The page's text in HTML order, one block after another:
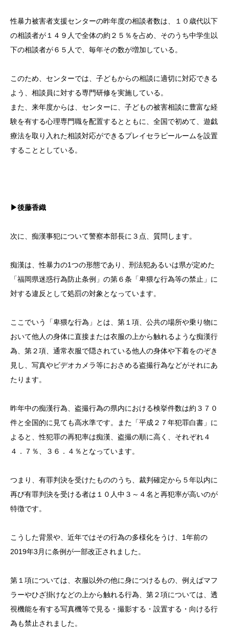
性暴力被害者支援センターの昨年度の相談者数は、１０歳代以下
の相談者が１４９人で全体の約２５％を占め、そのうち中学生以
下の相談者が６５人で、毎年その数が増加している。
このため、センターでは、子どもからの相談に適切に対応できる
よう、相談員に対する専門研修を実施している。
また、来年度からは、センターに、子どもの被害相談に豊富な経
験を有する心理専門職を配置するとともに、全国で初めて、遊戯
療法を取り入れた相談対応ができるプレイセラピールームを設置
することとしている。
▶後藤香織
次に、痴漢事犯について警察本部長に３点、質問します。
痴漢は、性暴力の1つの形態であり、刑法犯あるいは県が定めた
「福岡県迷惑行為防止条例」の第６条「卑猥な行為等の禁止」に
対する違反として処罰の対象となっています。
ここでいう「卑猥な行為」とは、第１項、公共の場所や乗り物に
おいて他人の身体に直接または衣服の上から触れるような痴漢行
為、第２項、通常衣服で隠されている他人の身体や下着をのぞき
見し、写真やビデオカメラ等におさめる盗撮行為などがそれにあ
たります。
昨年中の痴漢行為、盗撮行為の県内における検挙件数は約３７０
件と全国的に見ても高水準です。また「平成２７年犯罪白書」に
よると、性犯罪の再犯率は痴漢、盗撮の順に高く、それぞれ４
４．７％、３６．４％となっています。
つまり、有罪判決を受けたもののうち、裁判確定から５年以内に
再び有罪判決を受ける者は１０人中３～４名と再犯率が高いのが
特徴です。
こうした背景や、近年ではその行為の多様化をうけ、1年前の
2019年3月に条例が一部改正されました。
第１項については、衣服以外の他に身につけるもの、例えばマフ
ラーやひざ掛けなどの上から触れる行為、第２項については、透
視機能を有する写真機等で見る・撮影する・設置する・向ける行
為も禁止されました。